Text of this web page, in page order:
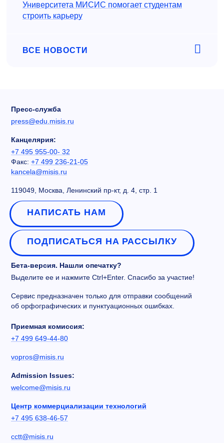
Университета МИСИС помогает студентам
строить карьеру
ВСЕ НОВОСТИ
Пресс-служба
press@edu.misis.ru
Канцелярия:
+7 495 955-00- 32
Факс: +7 499 236-21-05
kancela@misis.ru
119049, Москва, Ленинский пр-кт, д. 4, стр. 1
НАПИСАТЬ НАМ
ПОДПИСАТЬСЯ НА РАССЫЛКУ
Бета-версия. Нашли опечатку?
Выделите ее и нажмите Ctrl+Enter. Спасибо за участие!
Сервис предназначен только для отправки сообщений
об орфографических и пунктуационных ошибках.
Приемная комиссия:
+7 499 649-44-80
vopros@misis.ru
Admission Issues:
welcome@misis.ru
Центр коммерциализации технологий
+7 495 638-46-57
cctt@misis.ru